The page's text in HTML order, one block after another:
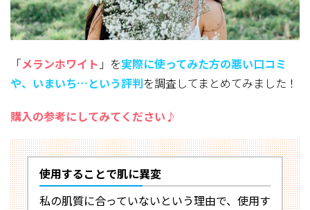
「メランホワイト 」を実際に使ってみた方の悪い口コミ
や、いまいち…という評判を調査してまとめてみました！
購入の参考にしてみてください♪
使用することで肌に異変
私の肌質に合っていないという理由で、使用す